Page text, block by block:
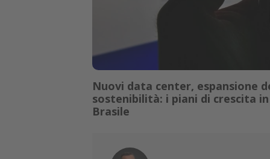
Nuovi data center, espansione
sostenibilità: i piani di crescita
Brasile